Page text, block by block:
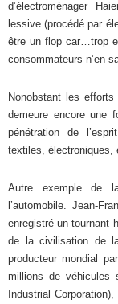
d’électroménager
lessive (procédé par
être un flop car…trop
consommateurs n’en
Nonobstant les
demeure encore une
pénétration de
textiles, électroniques,
Autre exemple de
l’automobile. Jean-
enregistré un tournant
de la civilisation de
producteur mondial
millions de véhicules
Industrial